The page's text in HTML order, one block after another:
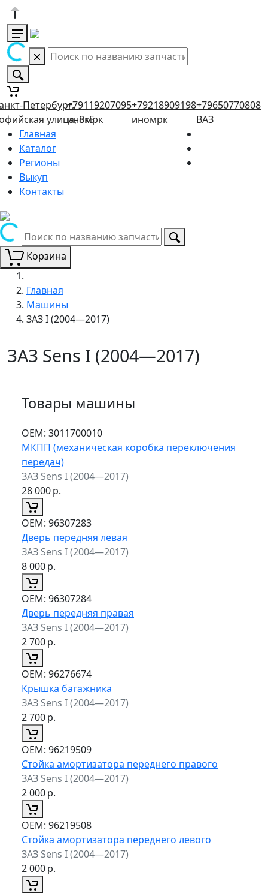
Петербург,
улица, 8к5
+79119207095
иномрк
+79218909198
иномрк
+79650770808
ВАЗ
Главная
Каталог
Регионы
Выкуп
Контакты
Корзина
Главная
Машины
ЗАЗ I (2004—2017)
ЗАЗ Sens I (2004—2017)
Товары машины
ОЕМ: 3011700010
МКПП (механическая коробка переключения
передач)
ЗАЗ Sens I (2004—2017)
28 000р.
ОЕМ: 96307283
Дверь передняя левая
ЗАЗ Sens I (2004—2017)
8 000р.
ОЕМ: 96307284
Дверь передняя правая
ЗАЗ Sens I (2004—2017)
2 700р.
ОЕМ: 96276674
Крышка багажника
ЗАЗ Sens I (2004—2017)
2 700р.
ОЕМ: 96219509
Стойка амортизатора переднего правого
ЗАЗ Sens I (2004—2017)
2 000р.
ОЕМ: 96219508
Стойка амортизатора переднего левого
ЗАЗ Sens I (2004—2017)
2 000р.